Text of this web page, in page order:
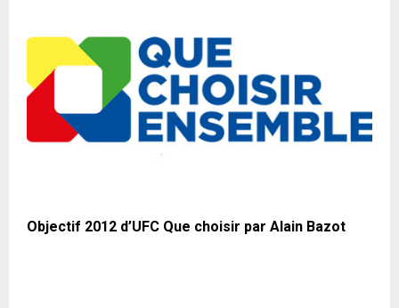
Objectif 2012 d’UFC Que choisir par Alain Bazot